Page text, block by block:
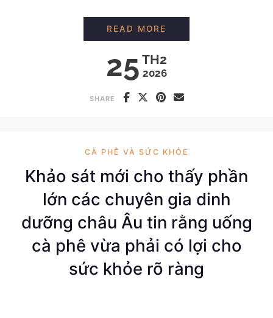
25 TH2
2026
READ MORE
SHARE
CÀ PHÊ VÀ SỨC KHỎE
Khảo sát mới cho thấy phần
lớn các chuyên gia dinh
dưỡng châu Âu tin rằng uống
cà phê vừa phải có lợi cho
sức khỏe rõ ràng